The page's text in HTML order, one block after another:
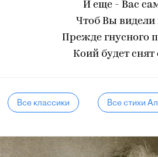
И еще - Вас
Чтоб Вы видели
Прежде гнусного
Коий будет снят
Все классики Все стихи